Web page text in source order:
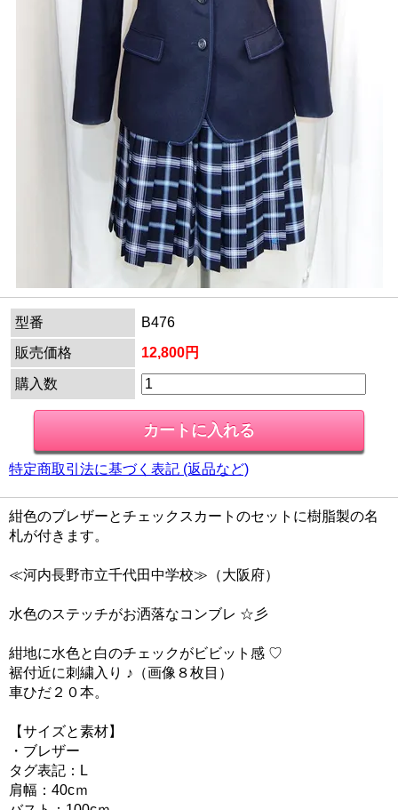
型番
B476
販売価格
12,800円
購入数
特定商取引法に基づく表記 (返品など)
紺色のブレザーとチェックスカートのセットに樹脂製の名
札が付きます。
≪河内長野市立千代田中学校≫（大阪府）
水色のステッチがお洒落なコンブレ ☆彡
紺地に水色と白のチェックがビビット感 ♡
裾付近に刺繍入り ♪（画像８枚目）
車ひだ２０本。
【サイズと素材】
・ブレザー
タグ表記：L
肩幅：40cｍ